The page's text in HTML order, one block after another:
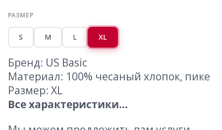
РАЗМЕР
S M L XL
Бренд: US Basic
Материал: 100% чесаный хлопок, пике
Размер: XL
Все характеристики...